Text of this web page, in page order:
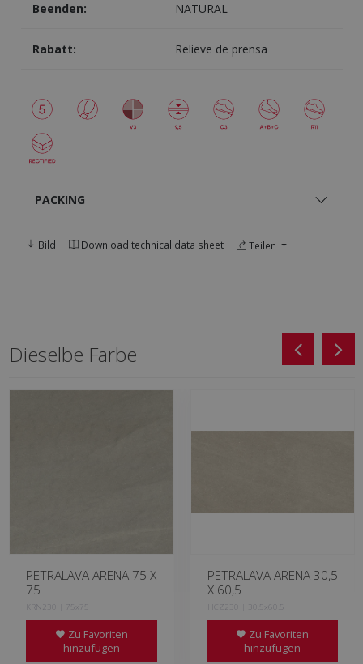
Beenden: NATURAL
Rabatt: Relieve de prensa
PACKING
Bild Download technical data sheet Teilen
Dieselbe Farbe
PETRALAVA ARENA 75 X
75
KRN230 | 75x75
Zu Favoriten
hinzufügen
PETRALAVA ARENA 30,5
X 60,5
HCZ230 | 30.5x60.5
Zu Favoriten
hinzufügen